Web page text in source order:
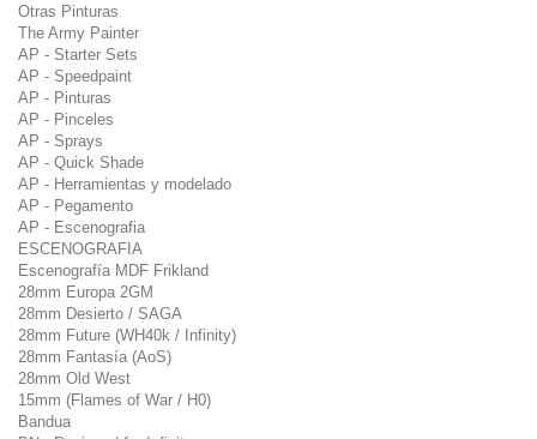
Otras Pinturas
The Army Painter
AP - Starter Sets
AP - Speedpaint
AP - Pinturas
AP - Pinceles
AP - Sprays
AP - Quick Shade
AP - Herramientas y modelado
AP - Pegamento
AP - Escenografia
ESCENOGRAFIA
Escenografía MDF Frikland
28mm Europa 2GM
28mm Desierto / SAGA
28mm Future (WH40k / Infinity)
28mm Fantasía (AoS)
28mm Old West
15mm (Flames of War / H0)
Bandua